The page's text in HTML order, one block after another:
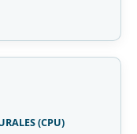
(CPU)